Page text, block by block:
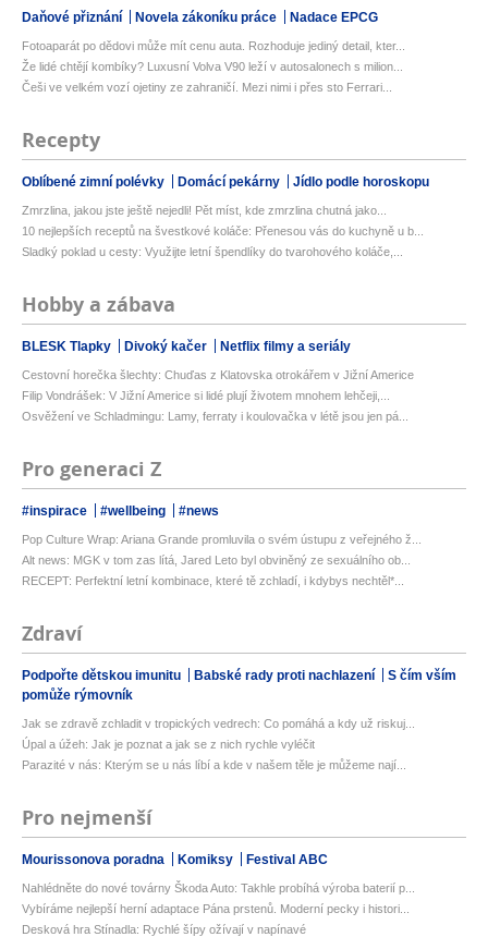
Daňové přiznání Novela zákoníku práce Nadace EPCG
Fotoaparát po dědovi může mít cenu auta. Rozhoduje jediný detail, kter...
Že lidé chtějí kombíky? Luxusní Volva V90 leží v autosalonech s milion...
Češi ve velkém vozí ojetiny ze zahraničí. Mezi nimi i přes sto Ferrari...
Recepty
Oblíbené zimní polévky Domácí pekárny Jídlo podle horoskopu
Zmrzlina, jakou jste ještě nejedli! Pět míst, kde zmrzlina chutná jako...
10 nejlepších receptů na švestkové koláče: Přenesou vás do kuchyně u b...
Sladký poklad u cesty: Využijte letní špendlíky do tvarohového koláče,...
Hobby a zábava
BLESK Tlapky Divoký kačer Netflix filmy a seriály
Cestovní horečka šlechty: Chuďas z Klatovska otrokářem v Jižní Americe
Filip Vondrášek: V Jižní Americe si lidé plují životem mnohem lehčeji,...
Osvěžení ve Schladmingu: Lamy, ferraty i koulovačka v létě jsou jen pá...
Pro generaci Z
#inspirace #wellbeing #news
Pop Culture Wrap: Ariana Grande promluvila o svém ústupu z veřejného ž...
Alt news: MGK v tom zas lítá, Jared Leto byl obviněný ze sexuálního ob...
RECEPT: Perfektní letní kombinace, které tě zchladí, i kdybys nechtěl*...
Zdraví
Podpořte dětskou imunitu Babské rady proti nachlazení
S čím vším
pomůže rýmovník
Jak se zdravě zchladit v tropických vedrech: Co pomáhá a kdy už riskuj...
Úpal a úžeh: Jak je poznat a jak se z nich rychle vyléčit
Parazité v nás: Kterým se u nás líbí a kde v našem těle je můžeme nají...
Pro nejmenší
Mourissonova poradna Komiksy Festival ABC
Nahlédněte do nové továrny Škoda Auto: Takhle probíhá výroba baterií p...
Vybíráme nejlepší herní adaptace Pána prstenů. Moderní pecky i histori...
Desková hra Stínadla: Rychlé šípy ožívají v napínavé